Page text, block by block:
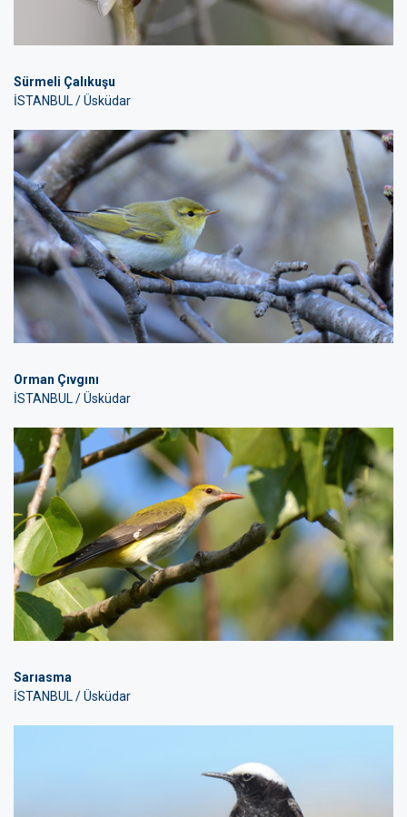
Sürmeli Çalıkuşu
İSTANBUL / Üsküdar
Orman Çıvgını
İSTANBUL / Üsküdar
Sarıasma
İSTANBUL / Üsküdar